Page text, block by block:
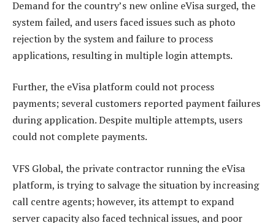
Demand for the country’s new online eVisa surged, the
system failed, and users faced issues such as photo
rejection by the system and failure to process
applications, resulting in multiple login attempts.
Further, the eVisa platform could not process
payments; several customers reported payment failures
during application. Despite multiple attempts, users
could not complete payments.
VFS Global, the private contractor running the eVisa
platform, is trying to salvage the situation by increasing
call centre agents; however, its attempt to expand
server capacity also faced technical issues, and poor